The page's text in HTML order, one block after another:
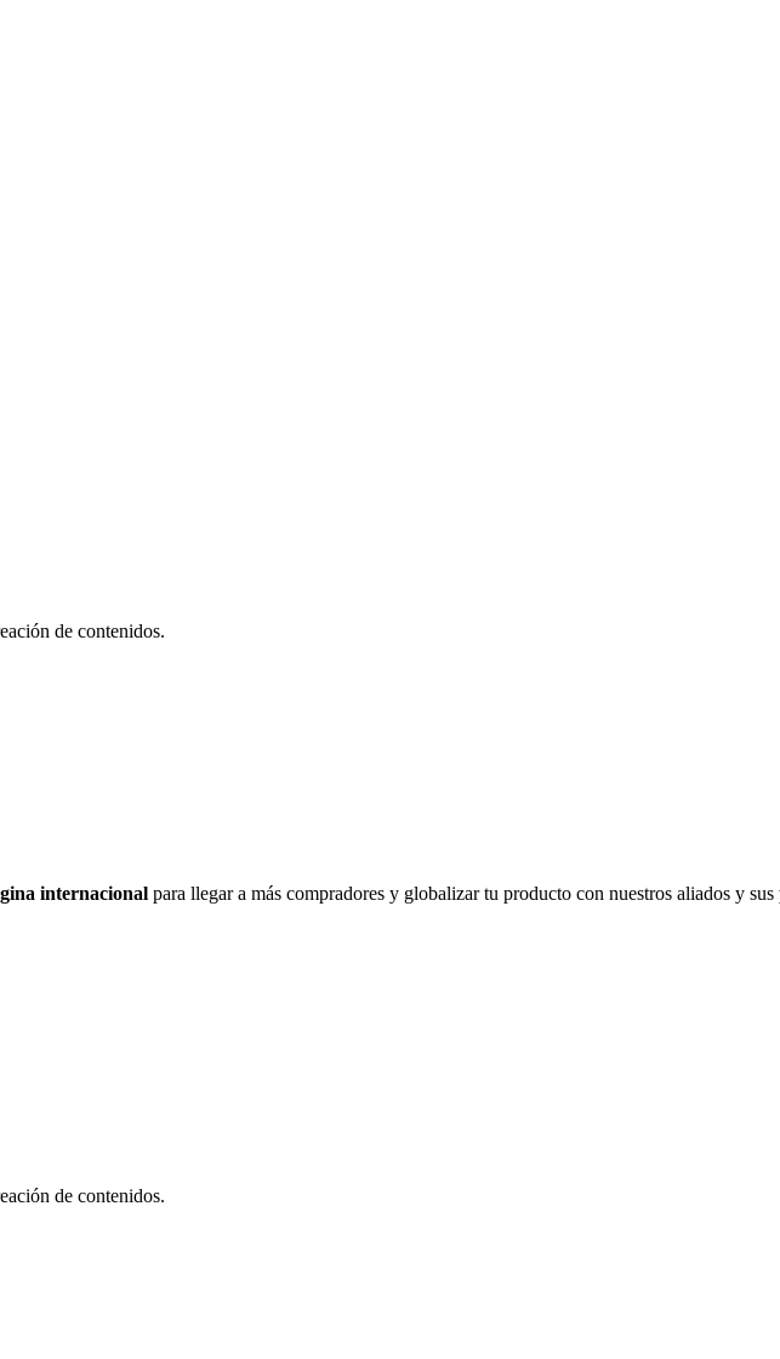
de contenidos.
internacional para llegar a más compradores y globalizar tu producto con nuestros aliados y sus
de contenidos.